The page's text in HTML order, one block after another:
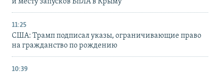
и месту запусков БпЛА в Крыму
11:25
США: Трамп подписал указы, ограничивающие право
на гражданство по рождению
10:39